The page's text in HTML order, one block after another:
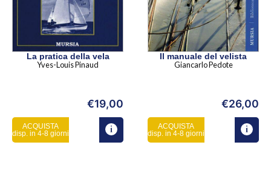
La pratica della vela
Yves-Louis Pinaud
€19,00
ACQUISTA
disp. in 4-8 giorni
Il manuale del velista
Giancarlo Pedote
€26,00
ACQUISTA
disp. in 4-8 giorni